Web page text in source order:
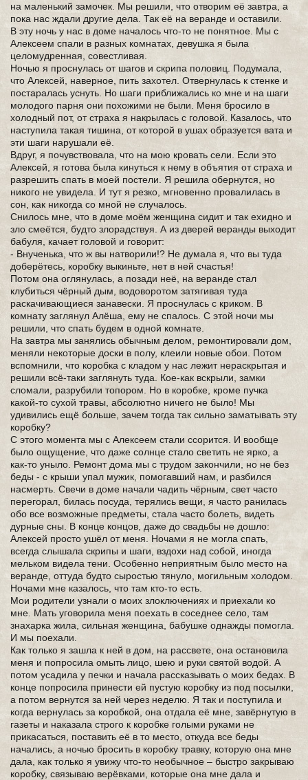
на маленький замочек. Мы решили, что отворим её завтра, а
пока нас ждали другие дела. Так её на веранде и оставили.
В эту ночь у нас в доме началось что-то не понятное. Мы с
Алексеем спали в разных комнатах, девушка я была
целомудренная, совестливая.
Ночью я проснулась от шагов и скрипа половиц. Подумала,
что Алексей, наверное, пить захотел. Отвернулась к стенке и
постаралась уснуть. Но шаги приближались ко мне и на шаги
молодого парня они похожими не были. Меня бросило в
холодный пот, от страха я накрылась с головой. Казалось, что
наступила такая тишина, от которой в ушах образуется вата и
эти шаги нарушали её.
Вдруг, я почувствовала, что на мою кровать сели. Если это
Алексей, я готова была кинуться к нему в объятия от страха и
разрешить спать в моей постели. Я решила обернутся, но
никого не увидела. И тут я резко, мгновенно провалилась в
сон, как никогда со мной не случалось.
Снилось мне, что в доме моём женщина сидит и так ехидно и
зло смеётся, будто злорадствуя. А из дверей веранды выходит
бабуля, качает головой и говорит:
- Внученька, что ж вы натворили!? Не думала я, что вы туда
доберётесь, коробку выкиньте, нет в ней счастья!
Потом она оглянулась, а позади неё, на веранде стал
клубиться чёрный дым, водоворотом затягивая туда
раскачивающиеся занавески. Я проснулась с криком. В
комнату заглянул Алёша, ему не спалось. С этой ночи мы
решили, что спать будем в одной комнате.
На завтра мы занялись обычным делом, ремонтировали дом,
меняли некоторые доски в полу, клеили новые обои. Потом
вспомнили, что коробка с кладом у нас лежит нераскрытая и
решили всё-таки заглянуть туда. Кое-как вскрыли, замки
сломали, разрубили топором. Но в коробке, кроме пучка
какой-то сухой травы, абсолютно ничего не было! Мы
удивились ещё больше, зачем тогда так сильно заматывать эту
коробку?
С этого момента мы с Алексеем стали ссорится. И вообще
было ощущение, что даже солнце стало светить не ярко, а
как-то уныло. Ремонт дома мы с трудом закончили, но не без
беды - с крыши упал мужик, помогавший нам, и разбился
насмерть. Свечи в доме начали чадить чёрным, свет часто
перегорал, билась посуда, терялись вещи, я часто ранилась
обо все возможные предметы, стала часто болеть, видеть
дурные сны. В конце концов, даже до свадьбы не дошло:
Алексей просто ушёл от меня. Ночами я не могла спать,
всегда слышала скрипы и шаги, вздохи над собой, иногда
мельком видела тени. Особенно неприятным было место на
веранде, оттуда будто сыростью тянуло, могильным холодом.
Ночами мне казалось, что там кто-то есть.
Мои родители узнали о моих злоключениях и приехали ко
мне. Мать уговорила меня поехать в соседнее село, там
знахарка жила, сильная женщина, бабушке однажды помогла.
И мы поехали.
Как только я зашла к ней в дом, на рассвете, она остановила
меня и попросила омыть лицо, шею и руки святой водой. А
потом усадила у печки и начала рассказывать о моих бедах. В
конце попросила принести ей пустую коробку из под посылки,
а потом вернутся за ней через неделю. Я так и поступила и
когда вернулась за коробкой, она отдала её мне, завёрнутую в
газеты и наказала строго к коробке голыми руками не
прикасаться, поставить её в то место, откуда все беды
начались, а ночью бросить в коробку травку, которую она мне
дала, как только я увижу что-то необычное – быстро закрываю
коробку, связываю верёвками, которые она мне дала и